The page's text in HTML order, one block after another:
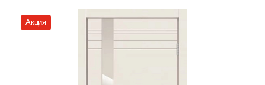
Акция